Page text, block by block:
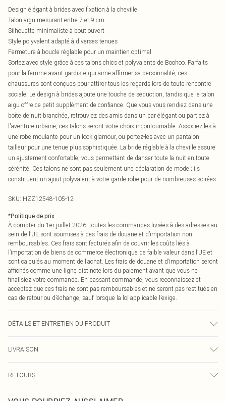
Design élégant à brides avec fixation à la cheville
Talon aigu mesurant entre 7 et 9 cm
Silhouette minimaliste à bout ouvert
Style polyvalent adapté à diverses tenues
Fermeture à boucle réglable pour un maintien optimal
Sortez avec style grâce à ces talons chics et polyvalents de Boohoo. Parfaits
pour la femme avant-gardiste qui aime affirmer sa personnalité, ces
chaussures sont conçues pour attirer tous les regards lors de toute rencontre
sociale. Le design à brides ajoute une touche de séduction, tandis que le talon
aigu offre ce petit supplément de confiance. Que vous vous rendiez dans une
boîte de nuit branchée, retrouviez des amis dans un bar élégant ou partiez à
l'aventure urbaine, ces talons seront votre choix incontournable. Associez-les à
une robe moulante pour un look glamour, ou portez-les avec un pantalon
tailleur pour une tenue plus sophistiquée. La bride réglable à la cheville assure
un ajustement confortable, vous permettant de danser toute la nuit en toute
sérénité. Ces talons ne sont pas seulement une déclaration de mode ; ils
constituent un ajout polyvalent à votre garde-robe pour de nombreuses soirées.
SKU: HZZ12548-105-12
*Politique de prix
À compter du 1er juillet 2026, toutes les commandes livrées à des adresses au
sein de l’UE sont soumises à des frais de douane et d’importation non
remboursables. Ces frais sont facturés afin de couvrir les coûts liés à
l’importation de biens de commerce électronique de faible valeur dans l’UE et
sont calculés au moment de l’achat. Les frais de douane et d’importation seront
affichés comme une ligne distincte lors du paiement avant que vous ne
finalisiez votre commande. En passant commande, vous reconnaissez et
acceptez que ces frais ne sont pas remboursables et ne seront pas restitués en
cas de retour ou d’échange, sauf lorsque la loi applicable l’exige.
DÉTAILS ET ENTRETIEN DU PRODUIT
Intérieur : 100 % polyuréthane
LIVRAISON
Livraison express France
RETOURS